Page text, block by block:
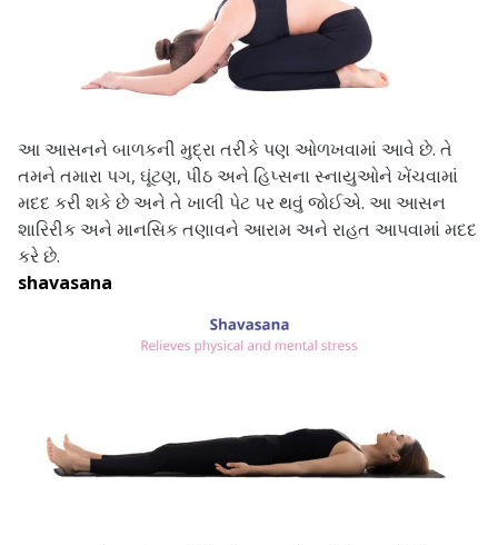
આ આસનને બાળકની મુદ્રા તરીકે પણ ઓળખવામાં આવે છે. તે
તમને તમારા પગ, ઘૂંટણ, પીઠ અને હિપ્સના સ્નાયુઓને ખેંચવામાં
મદદ કરી શકે છે અને તે ખાલી પેટ પર થવું જોઈએ. આ આસન
શારિરીક અને માનસિક તણાવને આરામ અને રાહત આપવામાં મદદ
કરે છે.
shavasana